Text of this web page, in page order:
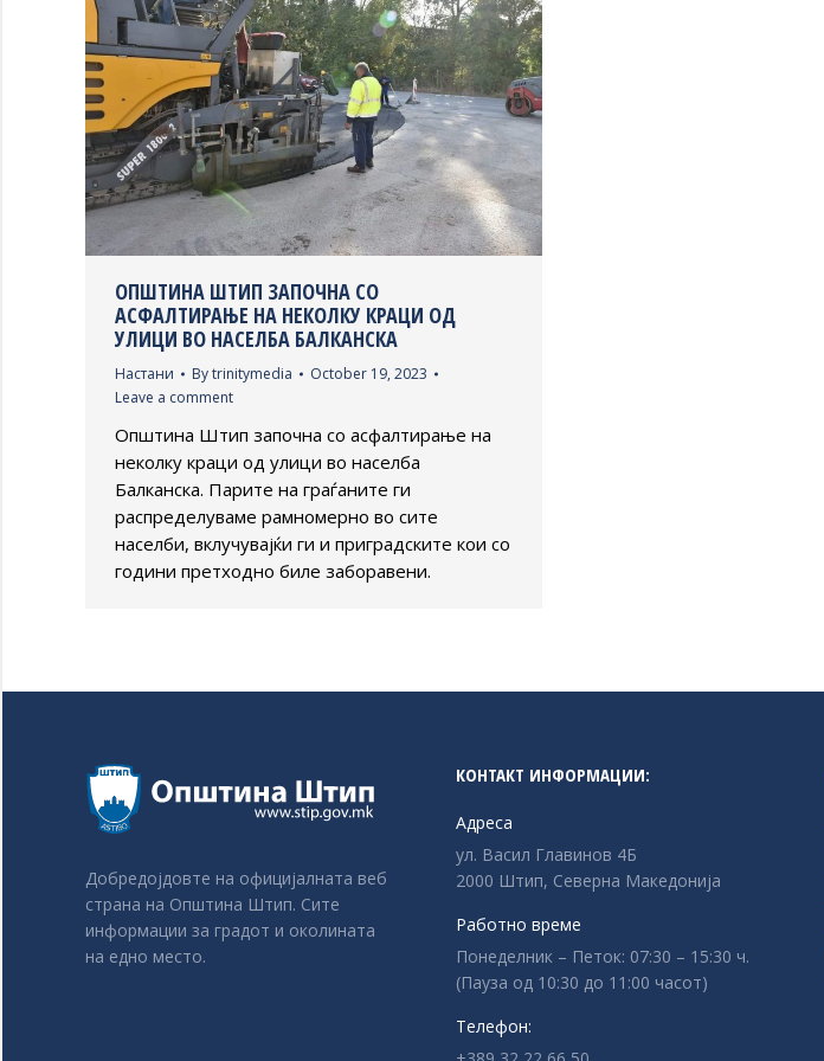
ОПШТИНА ШТИП ЗАПОЧНА СО
АСФАЛТИРАЊЕ НА НЕКОЛКУ КРАЦИ ОД
УЛИЦИ ВО НАСЕЛБА БАЛКАНСКА
Настани Bytrinitymedia
October 19, 2023
Leave a comment
Општина Штип започна со асфалтирање на
неколку краци од улици во населба
Балканска. Парите на граѓаните ги
распределуваме рамномерно во сите
населби, вклучувајќи ги и приградските кои со
години претходно биле заборавени.
Добредојдовте на официјалната веб
страна на Општина Штип. Сите
информации за градот и околината
на едно место.
КОНТАКТ ИНФОРМАЦИИ:
Адреса
ул. Васил Главинов 4Б
2000 Штип, Северна Македонија
Работно време
Понеделник – Петок: 07:30 – 15:30 ч.
(Пауза од 10:30 до 11:00 часот)
Телефон: